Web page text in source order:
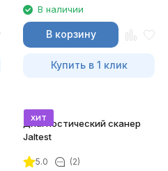
В наличии
В корзину
Купить в 1 клик
хит
Диагностический сканер
Jaltest
5.0 (2)